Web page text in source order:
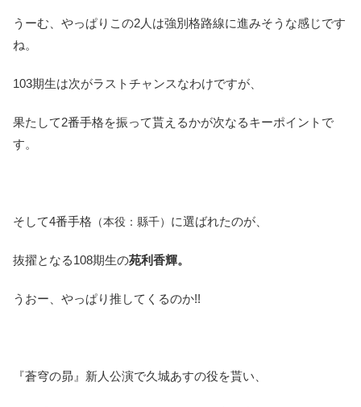
うーむ、やっぱりこの2人は強別格路線に進みそうな感じです
ね。
103期生は次がラストチャンスなわけですが、
果たして2番手格を振って貰えるかが次なるキーポイントで
す。
そして4番手格 （本役：縣千） に選ばれたのが、
抜擢となる108期生の苑利香輝。
うおー、やっぱり推してくるのか!!
『蒼穹の昴』新人公演で久城あすの役を貰い、